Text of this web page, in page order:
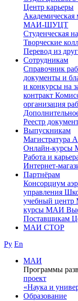
Центр карьеры
Академическая
МАИ-ШУЦТ
Студенческая
Творческие
Перевод из
Сотрудникам
Cправочник
документы и
и конкурсы на
контракт
организация
Реестр
Выпускникам
Магистратура
Онлайн-
Работа и
Интернет-
Партнёрам
Консорциум
управления
учебный
курсы МАИ
Поставщикам
МАИ СТОР
Ру En
МАИ
Программы
проект
«Наука и
Образование